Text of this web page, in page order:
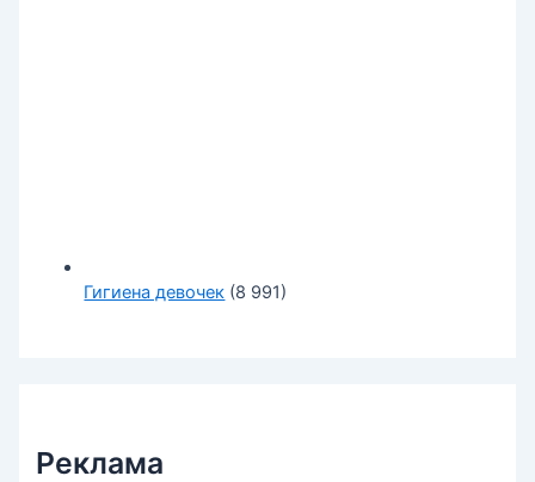
Гигиена девочек (8 991)
Реклама